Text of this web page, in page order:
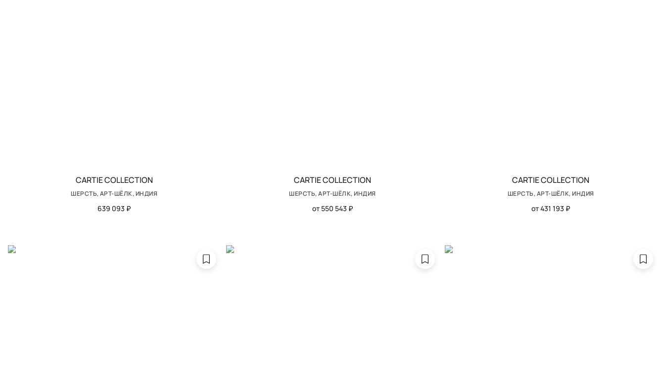
CARTIE COLLECTION
ШЕРСТЬ, АРТ-ШЁЛК, ИНДИЯ
639 093 ₽
CARTIE COLLECTION
ШЕРСТЬ, АРТ-ШЁЛК, ИНДИЯ
от 550 543 ₽
CARTIE COLLECTION
ШЕРСТЬ, АРТ-ШЁЛК, ИНДИЯ
от 431 193 ₽